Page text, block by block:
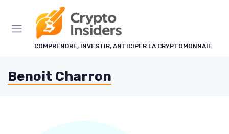
COMPRENDRE, INVESTIR, ANTICIPER LA CRYPTOMONNAIE
Benoit Charron
Panneau de gestion des cookies